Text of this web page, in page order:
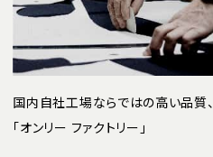
国内自社工場ならではの高い品質、
「オンリー ファクトリー」